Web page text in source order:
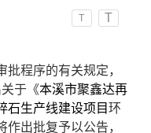
T T
程序的有关规定，
关于《本溪市聚鑫达再
石生产线建设项目环
作出批复予以公告，